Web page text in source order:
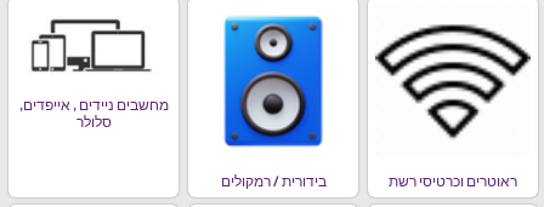
ראוטרים וכרטיסי רשת בידורית / רמקולים
מחשבים ניידים , אייפדים,
סלולר